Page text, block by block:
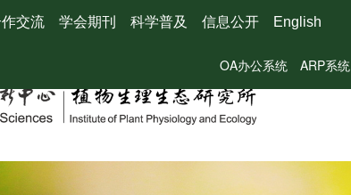
交流 学会期刊 科学普及 信息公开 English
OA办公系统 ARP系统